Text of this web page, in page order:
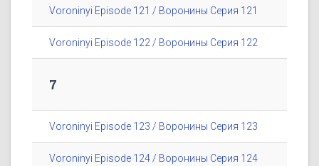
Voroninyi Episode 121 / Воронины Серия 121
Voroninyi Episode 122 / Воронины Серия 122
7
Voroninyi Episode 123 / Воронины Серия 123
Voroninyi Episode 124 / Воронины Серия 124